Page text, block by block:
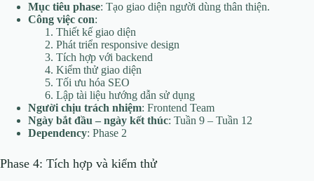
Mục tiêu phase: Tạo giao diện người dùng thân thiện.
Công việc con:
Thiết kế giao diện
Phát triển responsive design
Tích hợp với backend
Kiểm thử giao diện
Tối ưu hóa SEO
Lập tài liệu hướng dẫn sử dụng
Người chịu trách nhiệm: Frontend Team
Ngày bắt đầu – ngày kết thúc: Tuần 9 – Tuần 12
Dependency: Phase 2
Phase 4: Tích hợp và kiểm thử